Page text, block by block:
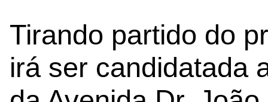
Tirando partido do
irá ser candidatada